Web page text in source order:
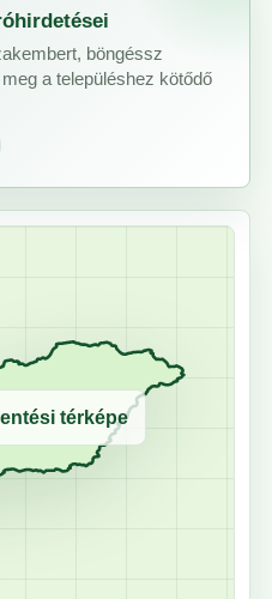
böngéssz
a településhez kötődő
térképe